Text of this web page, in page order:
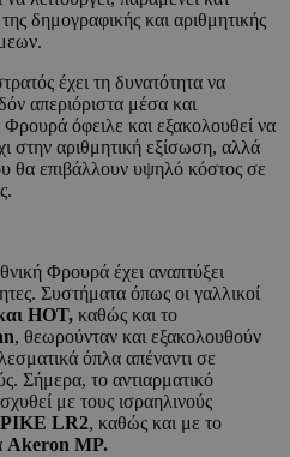
δημογραφικής και αριθμητικής
έχει τη δυνατότητα να
απεριόριστα μέσα και
όφειλε και εξακολουθεί να
στην αριθμητική εξίσωση, αλλά
θα επιβάλλουν υψηλό κόστος σε
Φρουρά έχει αναπτύξει
Συστήματα όπως οι γαλλικοί
HOT, καθώς και το
, θεωρούνταν και εξακολουθούν
όπλα απέναντι σε
Σήμερα, το αντιαρματικό
με τους ισραηλινούς
LR2, καθώς και με το
Akeron MP.